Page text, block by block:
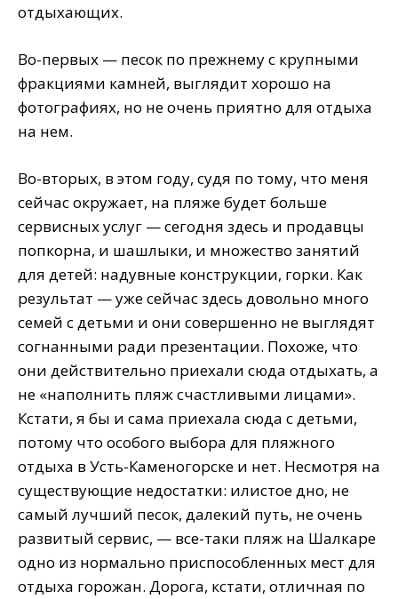
отдыхающих.
Во-первых — песок по прежнему с крупными
фракциями камней, выглядит хорошо на
фотографиях, но не очень приятно для отдыха
на нем.
Во-вторых, в этом году, судя по тому, что меня
сейчас окружает, на пляже будет больше
сервисных услуг — сегодня здесь и продавцы
попкорна, и шашлыки, и множество занятий
для детей: надувные конструкции, горки. Как
результат — уже сейчас здесь довольно много
семей с детьми и они совершенно не выглядят
согнанными ради презентации. Похоже, что
они действительно приехали сюда отдыхать, а
не «наполнить пляж счастливыми лицами».
Кстати, я бы и сама приехала сюда с детьми,
потому что особого выбора для пляжного
отдыха в Усть-Каменогорске и нет. Несмотря на
существующие недостатки: илистое дно, не
самый лучший песок, далекий путь, не очень
развитый сервис, — все-таки пляж на Шалкаре
одно из нормально приспособленных мест для
отдыха горожан. Дорога, кстати, отличная по